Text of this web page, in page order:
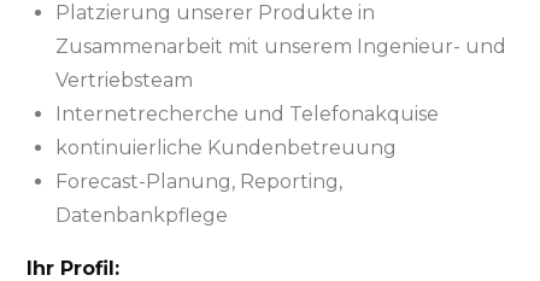
Platzierung unserer Produkte in
Zusammenarbeit mit unserem Ingenieur- und
Vertriebsteam
Internetrecherche und Telefonakquise
kontinuierliche Kundenbetreuung
Forecast-Planung, Reporting,
Datenbankpflege
Ihr Profil: